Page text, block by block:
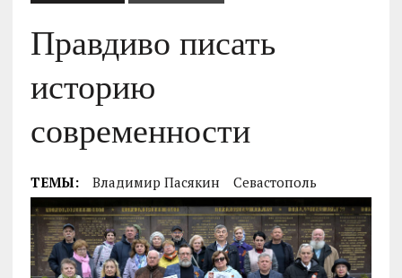
Правдиво писать
историю
современности
ТЕМЫ: Владимир Пасякин Севастополь